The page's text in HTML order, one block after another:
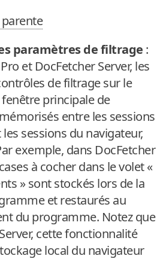
paramètres de filtrage :
et DocFetcher Server, les
de filtrage sur le
principale de
entre les sessions
sessions du navigateur,
exemple, dans DocFetcher
à cocher dans le volet «
» sont stockés lors de la
et restaurés au
du programme. Notez que
cette fonctionnalité
local du navigateur